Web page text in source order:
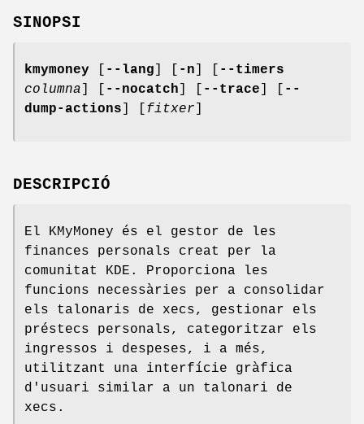
SINOPSI
kmymoney --lang -n
--timers
columna
--nocatch --trace
--
dump-actions
fitxer
DESCRIPCIÓ
El KMyMoney és el gestor de les
finances personals creat per la
comunitat KDE. Proporciona les
funcions necessàries per a consolidar
els talonaris de xecs, gestionar els
préstecs personals, categoritzar els
ingressos i despeses, i a més,
utilitzant una interfície gràfica
d'usuari similar a un talonari de
xecs.